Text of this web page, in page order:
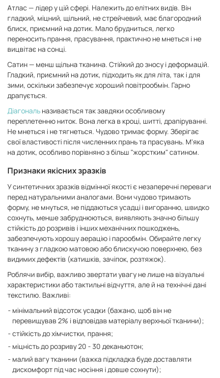
Атлас — лідер у цій сфері. Належить до елітних видів. Він
гладкий, міцний, щільний, не стрейчевий, має благородний
блиск, приємний на дотик. Мало брудниться, легко
переносить прання, прасування, практично не мнеться і не
вицвітає на сонці.
Сатин — менш щільна тканина. Стійкий до зносу і деформацій.
Гладкий, приємний на дотик, підходить як для літа, так і для
зими, оскільки забезпечує хороший повітрообмін. Гарно
драпується.
Діагональ називається так завдяки особливому
переплетенню ниток. Вона легка в кроці, шитті, драпіруванні.
Не мнеться і не тягнеться. Чудово тримає форму. Зберігає
свої властивості після численних прань та прасувань. М'яка
на дотик, особливо порівняно з більш "жорстким" сатином.
Признаки якісних зразків
У синтетичних зразків відмінної якості є незаперечні переваги
перед натуральними аналогами. Вони чудово тримають
форму, не мнуться, не піддаються усадці і вигоранню, швидко
сохнуть, менше забруднюються, виявляють значно більшу
стійкість до розривів і інших механічних пошкоджень,
забезпечують хорошу аерацію і парообмін. Обирайте легку
тканину з гладкою матовою або блискучою поверхнею, без
видимих дефектів (катишків, зачіпок, розтяжок).
Роблячи вибір, важливо звертати увагу не лише на візуальні
характеристики або тактильні відчуття, але й на технічні дані
текстилю. Важливі:
мінімальний відсоток усадки (бажано, щоб він не
перевищував 2% і відповідав матеріалу верхньої тканини);
стійкість до хімчистки, прання;
міцність до розриву 20 - 30 деканьютон;
малий вагу тканини (важка підкладка буде доставляти
дискомфорт під час носіння і довше сохнути);